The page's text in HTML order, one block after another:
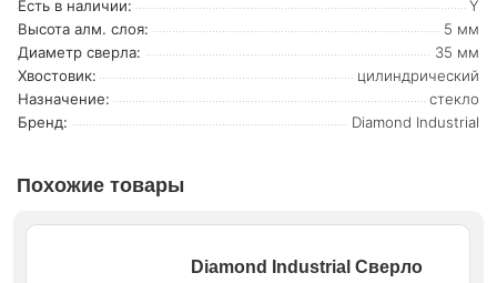
Есть в наличии:
Y
Высота алм. слоя:
5 мм
Диаметр сверла:
35 мм
Хвостовик:
цилиндрический
Назначение:
стекло
Бренд:
Diamond Industrial
Похожие товары
Diamond Industrial Сверло